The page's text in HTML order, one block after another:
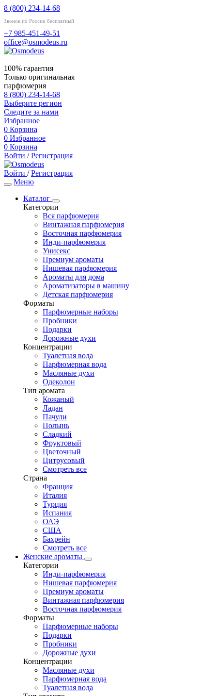
8 (800) 234-14-68
Звонок по России бесплатный
+7 985-451-49-51
office@osmodeus.ru
100% гарантия
Только оригинальная
парфюмерия
8 (800) 234-14-68
Выберите регион
Следите за нами
Избранное
0 Корзина
0 Избранное
0 Корзина
Войти / Регистрация
Войти / Регистрация
Меню
Каталог
Категории
Вся парфюмерия
Винтажная парфюмерия
Восточная парфюмерия
Инди-парфюмерия
Унисекс
Премиум ароматы
Нишевая парфюмерия
Ароматы для дома
Ароматизаторы в машину
Детская парфюмерия
Форматы
Парфюмерные наборы
Пробники
Подарки
Дорожные духи
Концентрации
Туалетная вода
Парфюмерная вода
Масляные духи
Одеколон
Тип аромата
Кожаный
Ладан
Пачули
Полынь
Сладкий
Фруктовый
Цветочный
Цитрусовый
Смотреть все
Страна
Франция
Италия
Турция
Испания
ОАЭ
США
Бахрейн
Смотреть все
Женские ароматы
Категории
Инди-парфюмерия
Нишевая парфюмерия
Премиум ароматы
Винтажная парфюмерия
Восточная парфюмерия
Форматы
Парфюмерные наборы
Подарки
Пробники
Дорожные духи
Концентрации
Масляные духи
Парфюмерная вода
Туалетная вода